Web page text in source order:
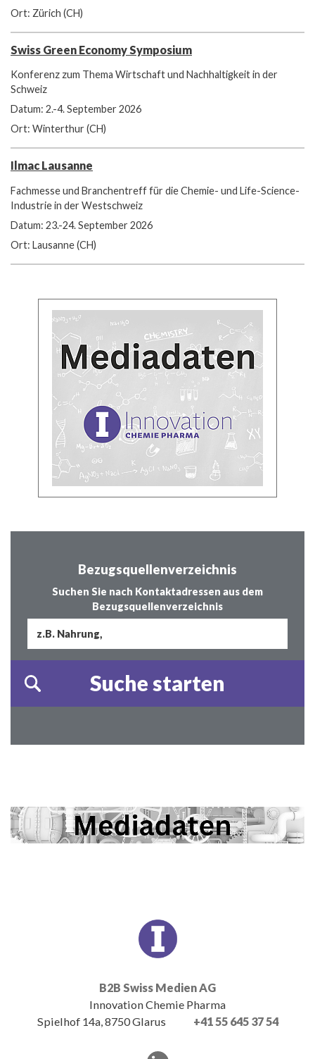
Ort: Zürich (CH)
Swiss Green Economy Symposium
Konferenz zum Thema Wirtschaft und Nachhaltigkeit in der
Schweiz
Datum: 2.-4. September 2026
Ort: Winterthur (CH)
Ilmac Lausanne
Fachmesse und Branchentreff für die Chemie- und Life-Science-
Industrie in der Westschweiz
Datum: 23.-24. September 2026
Ort: Lausanne (CH)
Bezugsquellenverzeichnis
Suchen Sie nach Kontaktadressen aus dem
Bezugsquellenverzeichnis
B2B Swiss Medien AG
Innovation Chemie Pharma
Spielhof 14a, 8750 Glarus
+41 55 645 37 54